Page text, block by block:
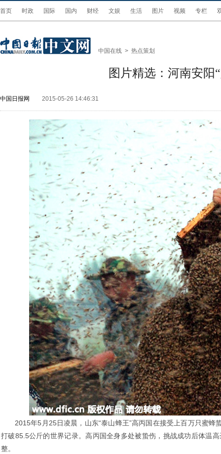
首页 时政 国际 国内 财经 文娱 生活 图片 视频 专栏
中国在线 > 热点策划
图片精选：河南安阳
中国日报网 2015-05-26 14:46:31
2015年5月25日凌晨，山东“泰山蜂王”高丙国在接受上百万只蜜
打破85.5公斤的世界记录。高丙国全身多处被蛰伤，挑战成功后体温
整。